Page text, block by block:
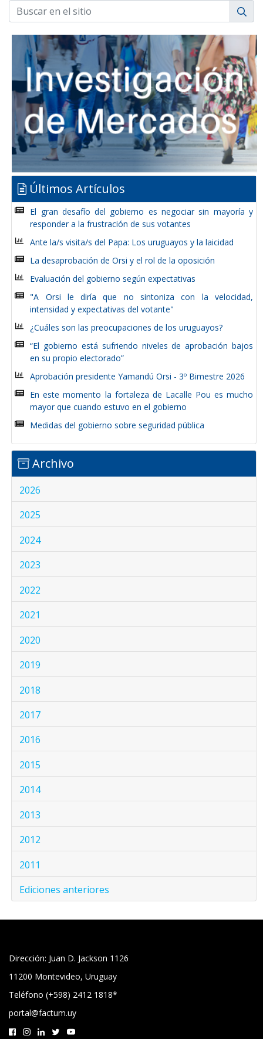
Últimos Artículos
El gran desafío del gobierno es negociar sin mayoría y
responder a la frustración de sus votantes
Ante la/s visita/s del Papa: Los uruguayos y la laicidad
La desaprobación de Orsi y el rol de la oposición
Evaluación del gobierno según expectativas
"A Orsi le diría que no sintoniza con la velocidad,
intensidad y expectativas del votante"
¿Cuáles son las preocupaciones de los uruguayos?
“El gobierno está sufriendo niveles de aprobación bajos
en su propio electorado”
Aprobación presidente Yamandú Orsi - 3º Bimestre 2026
En este momento la fortaleza de Lacalle Pou es mucho
mayor que cuando estuvo en el gobierno
Medidas del gobierno sobre seguridad pública
Archivo
2026
2025
2024
2023
2022
2021
2020
2019
2018
2017
2016
2015
2014
2013
2012
2011
Ediciones anteriores
Dirección: Juan D. Jackson 1126
11200 Montevideo, Uruguay
Teléfono (+598) 2412 1818*
portal@factum.uy